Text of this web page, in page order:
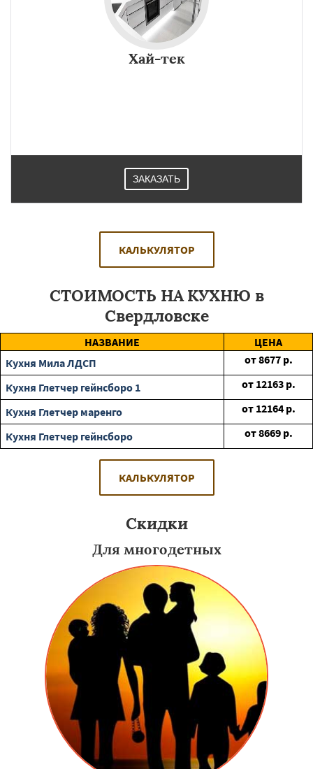
Хай-тек
ЗАКАЗАТЬ
КАЛЬКУЛЯТОР
СТОИМОСТЬ НА КУХНЮ в
Свердловске
НАЗВАНИЕ
ЦЕНА
Кухня Мила ЛДСП
от8677 р.
Кухня Глетчер гейнсборо 1
от 12163 р.
Кухня Глетчер маренго
от 12164 р.
Кухня Глетчер гейнсборо
от8669 р.
КАЛЬКУЛЯТОР
Скидки
Для многодетных